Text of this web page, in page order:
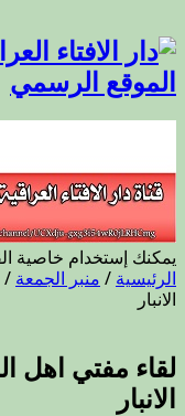
الموقع الرسمي
يمكنك إستخدام خاصية
الرئيسية / منبر الجمعة /
الانبار
لقاء مفتي اهل
الانبار